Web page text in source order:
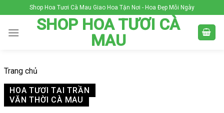
to
content
Shop Hoa Tươi Cà Mau Giao Hoa Tận Nơi - Hoa Đẹp Mỗi Ngày
SHOP HOA TƯƠI CÀ
MAU
Trang chủ
HOA TƯƠI TẠI TRẦN
VĂN THỜI CÀ MAU